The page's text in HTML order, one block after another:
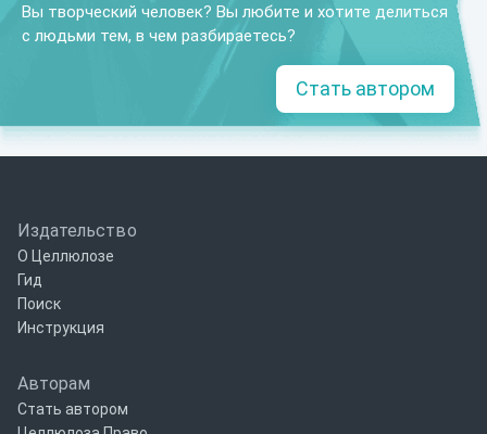
Вы творческий человек? Вы любите и хотите делиться
с людьми тем, в чем разбираетесь?
Стать автором
Издательство
О Целлюлозе
Гид
Поиск
Инструкция
Авторам
Стать автором